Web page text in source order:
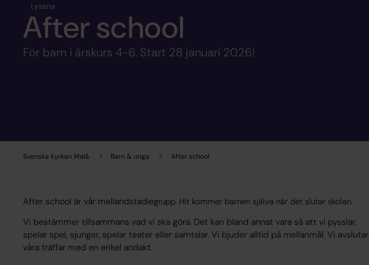
Svenska kyrkan Malå Barn & unga After school
Lyssna
After school
För barn i årskurs 4-6. Start 28 januari 2026!
After school är vår mellandstadiegrupp. Hit kommer barnen själva när det slutar skolan.
Vi bestämmer tillsammans vad vi ska göra. Det kan bland annat vara så att vi pysslar,
spelar spel, sjunger, spelar teater eller samtalar. Vi bjuder alltid på mellanmål. Vi avslutar
våra träffar med en enkel andakt.